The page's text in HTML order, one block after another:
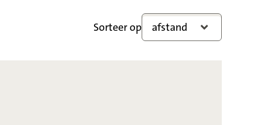
Sorteer op afstand